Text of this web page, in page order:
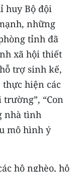
huy Bộ đội
những
tỉnh đã
xã hội thiết
trợ sinh kế,
hiện các
“Con
nhà tình
mô hình ý
hộ nghèo, hộ